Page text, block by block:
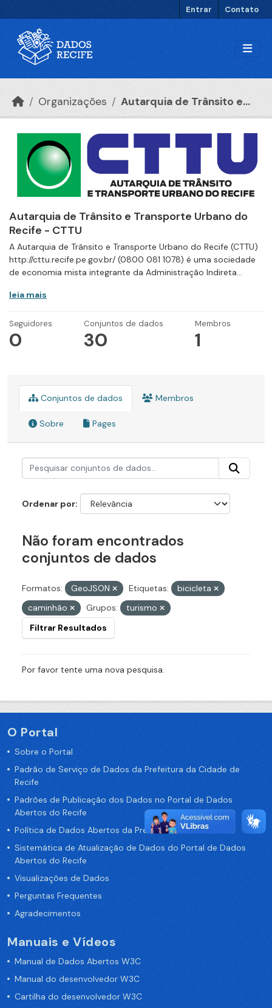
Entrar Contato
Organizações Autarquia de Trânsito e...
Autarquia de Trânsito e Transporte Urbano do
Recife - CTTU
A Autarquia de Trânsito e Transporte Urbano do Recife (CTTU)
http://cttu.recife.pe.gov.br/ (0800 081 1078) é uma sociedade
de economia mista integrante da Administração Indireta...
leia mais
Seguidores
0
Conjuntos de dados
30
Membros
1
Conjuntos de dados Membros
Sobre Pages
Ordenar por
Não foram encontrados
conjuntos de dados
Formatos: GeoJSON Etiquetas:
bicicleta
caminhão
Grupos:
turismo
Filtrar Resultados
Por favor tente uma nova pesquisa.
O Portal
Sobre o Portal
Padrão de Serviço de Dados da Prefeitura da Cidade de
Recife
Padrões de Publicação dos Dados no Portal de Dados
Abertos do Recife
Política de Dados Abertos da Prefeitura do Recife
Sistemática de Atualização de Dados do Portal de Dados
Abertos do Recife
Visualizações de Dados
Perguntas Frequentes
Agradecimentos
Manuais e Vídeos
Manual de Dados Abertos W3C
Manual do desenvolvedor W3C
Cartilha do desenvolvedor W3C